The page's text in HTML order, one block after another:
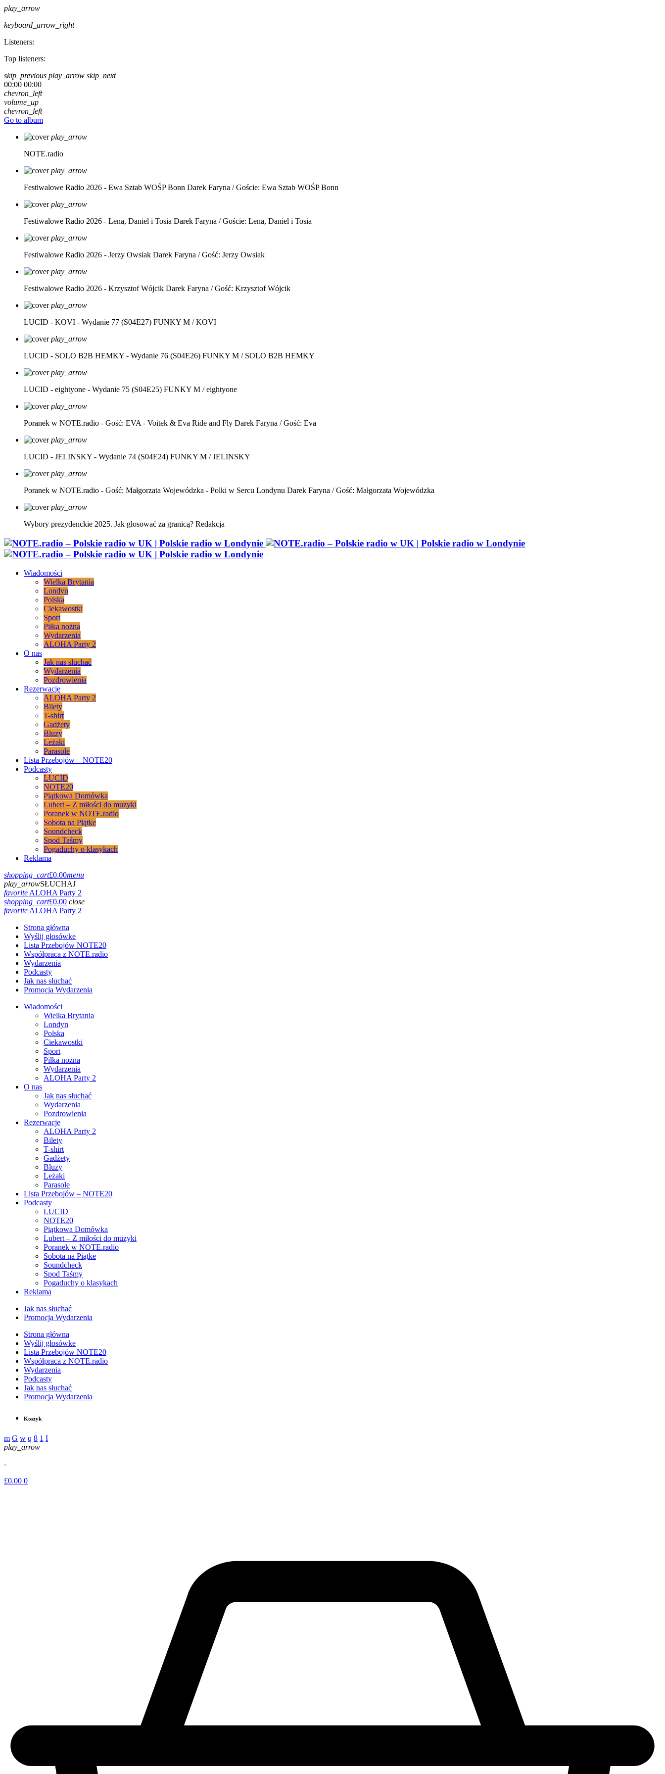
play_arrow
keyboard_arrow_right
Listeners:
Top listeners:
skip_previous play_arrow skip_next
00:00 00:00
chevron_left
volume_up
chevron_left
Go to album
play_arrow
NOTE.radio
play_arrow
Festiwalowe Radio 2026 - Ewa Sztab WOŚP Bonn Darek Faryna / Goście: Ewa Sztab WOŚP Bonn
play_arrow
Festiwalowe Radio 2026 - Lena, Daniel i Tosia Darek Faryna / Goście: Lena, Daniel i Tosia
play_arrow
Festiwalowe Radio 2026 - Jerzy Owsiak Darek Faryna / Gość: Jerzy Owsiak
play_arrow
Festiwalowe Radio 2026 - Krzysztof Wójcik Darek Faryna / Gość: Krzysztof Wójcik
play_arrow
LUCID - KOVI - Wydanie 77 (S04E27) FUNKY M / KOVI
play_arrow
LUCID - SOLO B2B HEMKY - Wydanie 76 (S04E26) FUNKY M / SOLO B2B HEMKY
play_arrow
LUCID - eightyone - Wydanie 75 (S04E25) FUNKY M / eightyone
play_arrow
Poranek w NOTE.radio - Gość: EVA - Voitek & Eva Ride and Fly Darek Faryna / Gość: Eva
play_arrow
LUCID - JELINSKY - Wydanie 74 (S04E24) FUNKY M / JELINSKY
play_arrow
Poranek w NOTE.radio - Gość: Małgorzata Wojewódzka - Polki w Sercu Londynu Darek Faryna / Gość: Małgorzata Wojewódzka
play_arrow
Wybory prezydenckie 2025. Jak głosować za granicą? Redakcja
Wiadomości
Wielka Brytania
Londyn
Polska
Ciekawostki
Sport
Piłka nożna
Wydarzenia
ALOHA Party 2
O nas
Jak nas słuchać
Wydarzenia
Pozdrowienia
Rezerwacje
ALOHA Party 2
Bilety
T-shirt
Gadżety
Bluzy
Leżaki
Parasole
Lista Przebojów – NOTE20
Podcasty
LUCID
NOTE20
Piątkowa Domówka
Lubert – Z miłości do muzyki
Poranek w NOTE.radio
Sobota na Piątke
Soundcheck
Spod Taśmy
Pogaduchy o klasykach
Reklama
shopping_cart£0.00menu
play_arrowSŁUCHAJ
favoriteALOHA Party 2
shopping_cart£0.00 close
favoriteALOHA Party 2
Strona główna
Wyślij głosówke
Lista Przebojów NOTE20
Współpraca z NOTE.radio
Wydarzenia
Podcasty
Jak nas słuchać
Promocja Wydarzenia
Wiadomości
Wielka Brytania
Londyn
Polska
Ciekawostki
Sport
Piłka nożna
Wydarzenia
ALOHA Party 2
O nas
Jak nas słuchać
Wydarzenia
Pozdrowienia
Rezerwacje
ALOHA Party 2
Bilety
T-shirt
Gadżety
Bluzy
Leżaki
Parasole
Lista Przebojów – NOTE20
Podcasty
LUCID
NOTE20
Piątkowa Domówka
Lubert – Z miłości do muzyki
Poranek w NOTE.radio
Sobota na Piątke
Soundcheck
Spod Taśmy
Pogaduchy o klasykach
Reklama
Jak nas słuchać
Promocja Wydarzenia
Strona główna
Wyślij głosówke
Lista Przebojów NOTE20
Współpraca z NOTE.radio
Wydarzenia
Podcasty
Jak nas słuchać
Promocja Wydarzenia
Koszyk
play_arrow
-
£0.00 0